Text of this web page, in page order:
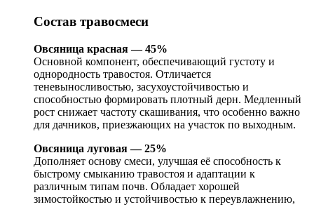
Состав травосмеси
Овсяница красная — 45%
Основной компонент, обеспечивающий густоту и
однородность травостоя. Отличается
теневыносливостью, засухоустойчивостью и
способностью формировать плотный дерн. Медленный
рост снижает частоту скашивания, что особенно важно
для дачников, приезжающих на участок по выходным.
Овсяница луговая — 25%
Дополняет основу смеси, улучшая её способность к
быстрому смыканию травостоя и адаптации к
различным типам почв. Обладает хорошей
зимостойкостью и устойчивостью к переувлажнению,